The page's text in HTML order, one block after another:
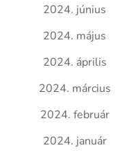
2024. június
2024. május
2024. április
2024. március
2024. február
2024. január